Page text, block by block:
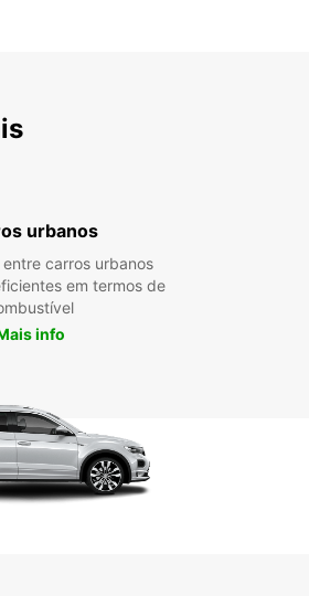
urbanos
entre carros urbanos
em termos de
info